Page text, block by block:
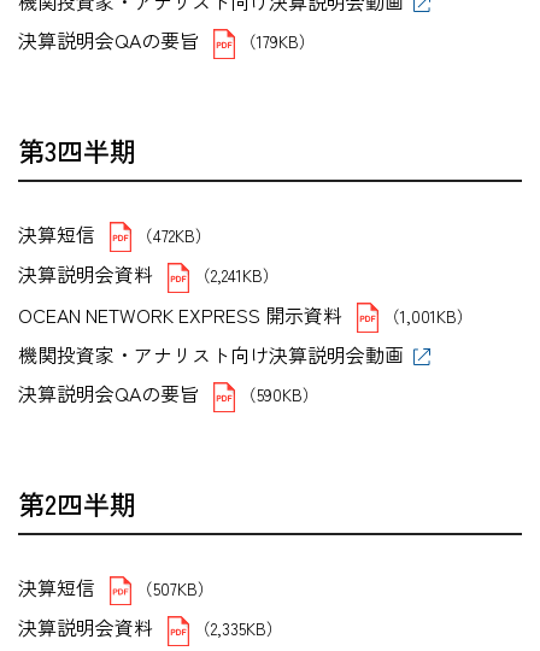
決算説明会QAの要旨
（179KB）
第3四半期
決算短信 （472KB）
決算説明会資料 （2,241KB）
OCEAN NETWORK EXPRESS 開示資料 （1,001KB）
機関投資家・アナリスト向け決算説明会動画
決算説明会QAの要旨
（590KB）
第2四半期
決算短信 （507KB）
決算説明会資料 （2,335KB）